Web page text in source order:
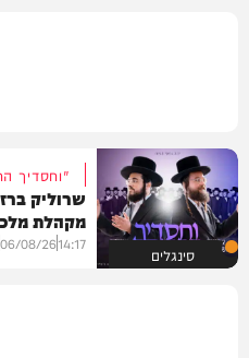
סינגלים
"וחסדיך
שרוליק
מקהלת
14:17
06/08/26